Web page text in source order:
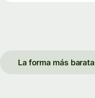
La forma más barata